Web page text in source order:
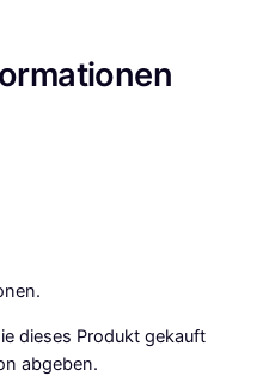
dieses Produkt gekauft
abgeben.